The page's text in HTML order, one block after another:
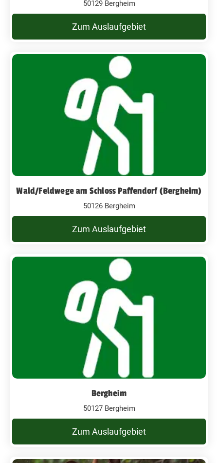
50129 Bergheim
Zum Auslaufgebiet
Wald/Feldwege am Schloss Paffendorf (Bergheim)
50126 Bergheim
Zum Auslaufgebiet
Bergheim
50127 Bergheim
Zum Auslaufgebiet